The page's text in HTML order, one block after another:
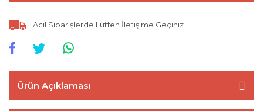
Acil Siparişlerde Lütfen İletişime Geçiniz
Ürün Açıklaması